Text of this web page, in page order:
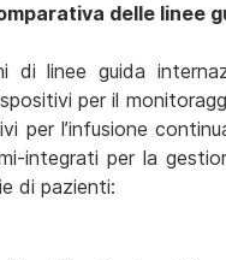
delle linee
di linee guida
per il
per l’infusione
integrati per la
di pazienti: